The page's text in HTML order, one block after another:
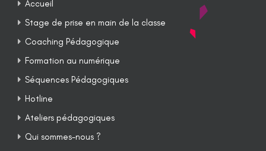
Accueil
Stage de prise en main de la classe
Coaching Pédagogique
Formation au numérique
Séquences Pédagogiques
Hotline
Ateliers pédagogiques
Qui sommes-nous ?